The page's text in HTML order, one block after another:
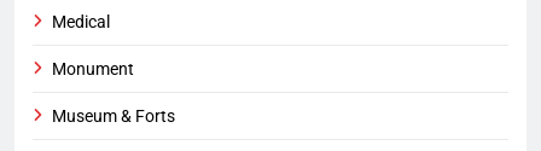
Medical
Monument
Museum & Forts